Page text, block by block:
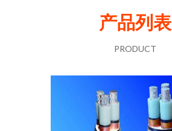
产品列表
PRODUCT